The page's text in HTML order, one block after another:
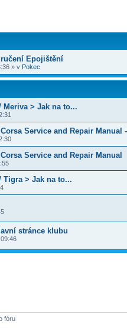
Epojištění
» v Pokec
Meriva > Jak na to...
Service and Repair Manual
Service and Repair Manual
Tigra > Jak na to...
stránce klubu
fóru